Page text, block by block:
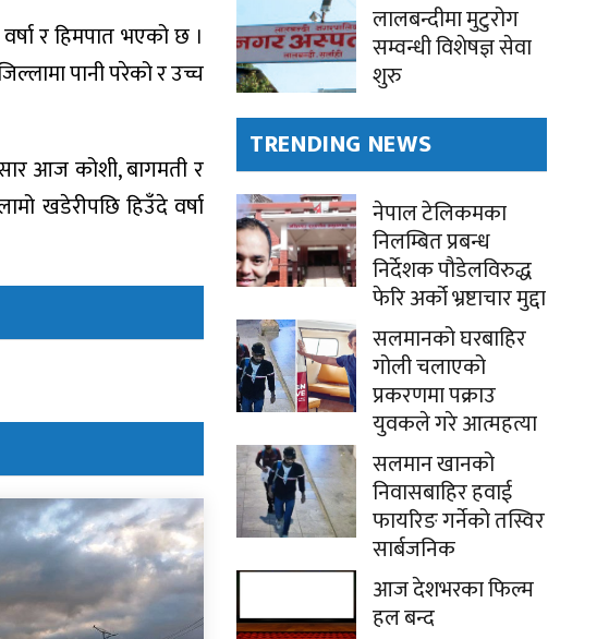
र हिमपात भएको छ ।
पानी परेको र उच्च
आज कोशी, बागमती र
खडेरीपछि हिउँदे वर्षा
लालबन्दीमा मुटुरोग
सम्वन्धी विशेषज्ञ सेवा
शुरु
TRENDING NEWS
नेपाल टेलिकमका
निलम्बित प्रबन्ध
निर्देशक पौडेलविरुद्ध
फेरि अर्को भ्रष्टाचार मुद्दा
सलमानको घरबाहिर
गोली चलाएको
प्रकरणमा पक्राउ
युवकले गरे आत्महत्या
सलमान खानको
निवासबाहिर हवाई
फायरिङ गर्नेको तस्विर
सार्बजनिक
आज देशभरका फिल्म
हल बन्द